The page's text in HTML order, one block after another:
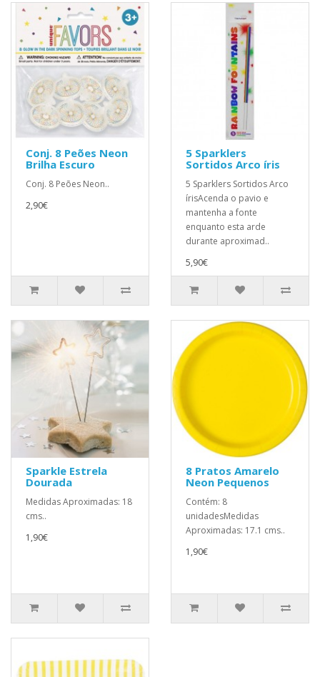
Conj. 8 Peões Neon
Brilha Escuro
Conj. 8 Peões Neon..
2,90€
5 Sparklers
Sortidos Arco íris
5 Sparklers Sortidos Arco
írisAcenda o pavio e
mantenha a fonte
enquanto esta arde
durante aproximad..
5,90€
Sparkle Estrela
Dourada
Medidas Aproximadas: 18
cms..
1,90€
8 Pratos Amarelo
Neon Pequenos
Contém: 8
unidadesMedidas
Aproximadas: 17.1 cms..
1,90€